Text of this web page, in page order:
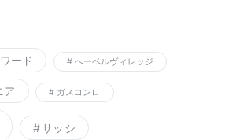
ード へーベルヴィレッジ
ア ガスコンロ
サッシ